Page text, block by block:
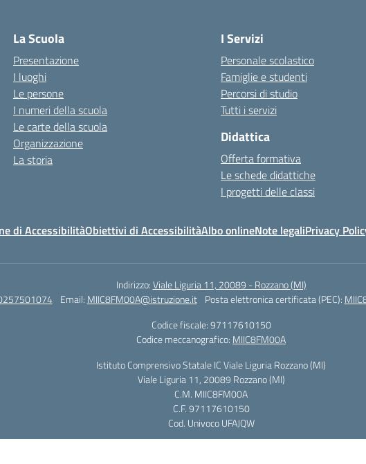
La Scuola
Presentazione
I luoghi
Le persone
I numeri della scuola
Le carte della scuola
Organizzazione
La storia
I Servizi
Personale scolastico
Famiglie e studenti
Percorsi di studio
Tutti i servizi
Didattica
Offerta formativa
Le schede didattiche
I progetti delle classi
di AccessibilitàObiettivi di AccessibilitàAlbo onlineNote legaliPrivacy
Indirizzo:Viale Liguria 11, 20089 - Rozzano (MI)
Email: MIIC8FM00A@istruzione.it Posta elettronica certificata (PEC):
Codice fiscale: 97117610150
Codice meccanografico: MIIC8FM00A
Istituto Comprensivo Statale IC Viale Liguria Rozzano (MI)
Viale Liguria 11, 20089 Rozzano (MI)
C.M. MIIC8FM00A
C.F. 97117610150
Cod. Univoco UFAJQW